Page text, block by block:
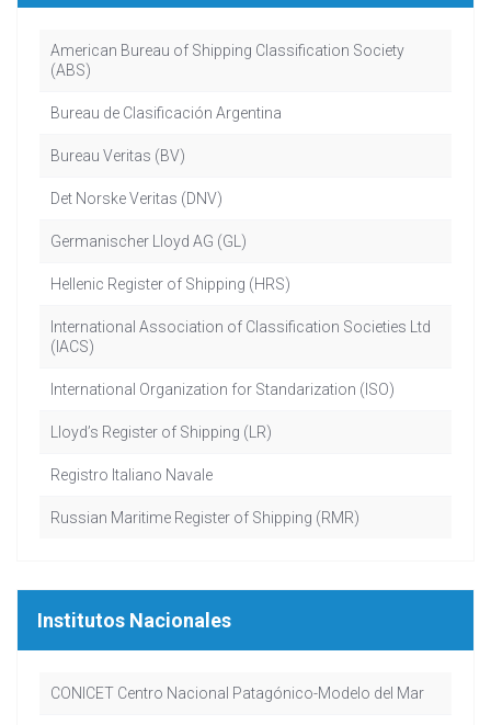
American Bureau of Shipping Classification Society
(ABS)
Bureau de Clasificación Argentina
Bureau Veritas (BV)
Det Norske Veritas (DNV)
Germanischer Lloyd AG (GL)
Hellenic Register of Shipping (HRS)
International Association of Classification Societies Ltd
(IACS)
International Organization for Standarization (ISO)
Lloyd’s Register of Shipping (LR)
Registro Italiano Navale
Russian Maritime Register of Shipping (RMR)
Institutos Nacionales
CONICET Centro Nacional Patagónico-Modelo del Mar